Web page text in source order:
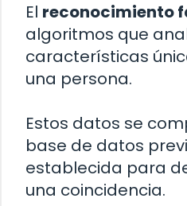
El reconocimiento
algoritmos que
características
una persona.
Estos datos se
base de datos
establecida para
una coincidencia.